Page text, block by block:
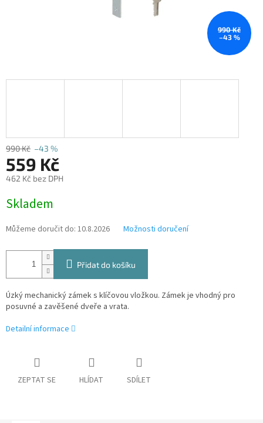
990 Kč
–43 %
990 Kč –43 %
559 Kč
462 Kč bez DPH
cena:
Skladem
Můžeme doručit do: 10.8.2026 Možnosti doručení
Přidat do košíku
Úzký mechanický zámek s klíčovou vložkou. Zámek je vhodný pro
posuvné a zavěšené dveře a vrata.
Detailní informace
ZEPTAT SE HLÍDAT SDÍLET